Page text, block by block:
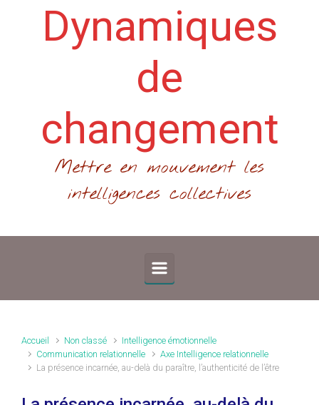
Dynamiques
de
changement
Mettre en mouvement les
intelligences collectives
Accueil Non classé
Intelligence émotionnelle
Communication relationnelle
Axe Intelligence relationnelle
La présence incarnée, au-delà du paraître, l’authenticité de l’être